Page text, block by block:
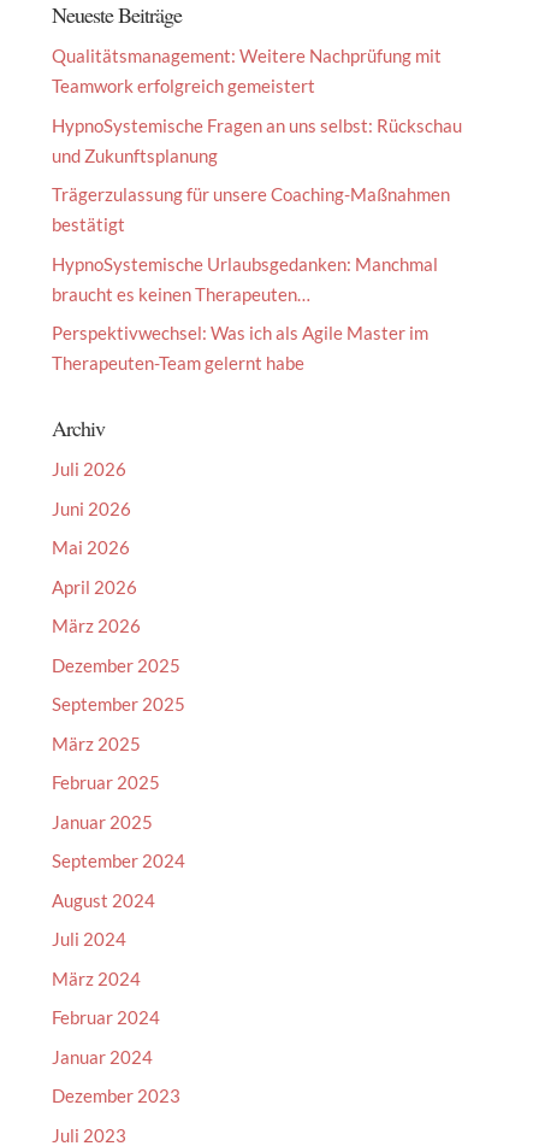
Neueste Beiträge
Qualitätsmanagement: Weitere Nachprüfung mit
Teamwork erfolgreich gemeistert
HypnoSystemische Fragen an uns selbst: Rückschau
und Zukunftsplanung
Trägerzulassung für unsere Coaching-Maßnahmen
bestätigt
HypnoSystemische Urlaubsgedanken: Manchmal
braucht es keinen Therapeuten…
Perspektivwechsel: Was ich als Agile Master im
Therapeuten-Team gelernt habe
Archiv
Juli 2026
Juni 2026
Mai 2026
April 2026
März 2026
Dezember 2025
September 2025
März 2025
Februar 2025
Januar 2025
September 2024
August 2024
Juli 2024
März 2024
Februar 2024
Januar 2024
Dezember 2023
Juli 2023